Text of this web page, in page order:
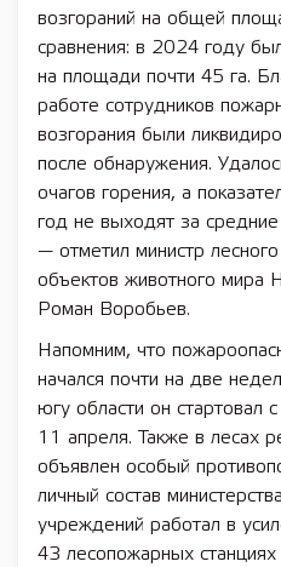
возгораний на общей
сравнения: в 2024 году
на площади почти 45 га.
работе сотрудников
возгорания были
после обнаружения.
очагов горения, а
год не выходят за
— отметил министр
объектов животного мира
Роман Воробьев.
Напомним, что
начался почти на две
югу области он стартовал
11 апреля. Также в лесах
объявлен особый
личный состав
учреждений работал в
43 лесопожарных